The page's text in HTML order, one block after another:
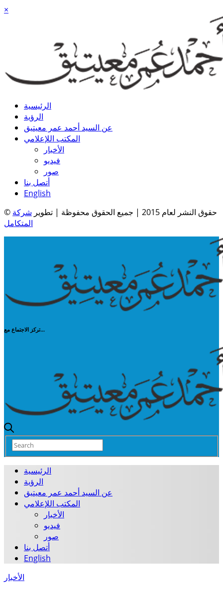
×
الرئيسية
الرؤية
عن السيد أحمد عمر معيتيق
المكتب اللإعلامي
الأخبار
فيديو
صور
أتصل بنا
English
© حقوق النشر لعام 2015 | جميع الحقوق محفوظة | تطوير
شركة
المتكامل
تركز الاجتماع مع...
الرئيسية
الرؤية
عن السيد أحمد عمر معيتيق
المكتب اللإعلامي
الأخبار
فيديو
صور
أتصل بنا
English
الأخبار